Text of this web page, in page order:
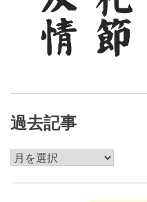
過去記事
過